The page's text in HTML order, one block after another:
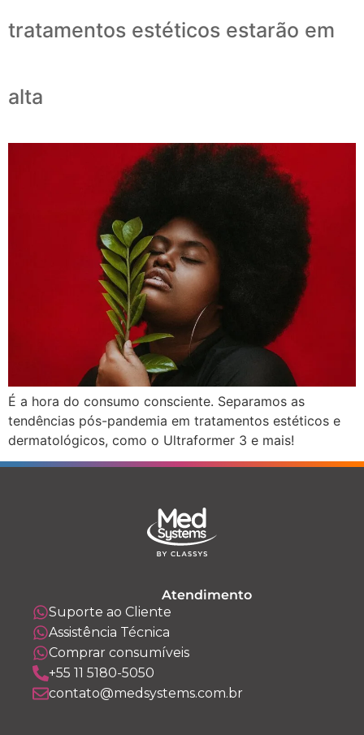
tratamentos estéticos estarão em
alta
É a hora do consumo consciente. Separamos as
tendências pós-pandemia em tratamentos estéticos e
dermatológicos, como o Ultraformer 3 e mais!
Atendimento
Suporte ao Cliente
Assistência Técnica
Comprar consumíveis
+55 11 5180-5050
contato@medsystems.com.br